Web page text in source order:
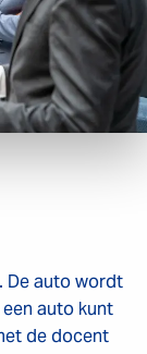
De auto wordt
auto kunt
de docent